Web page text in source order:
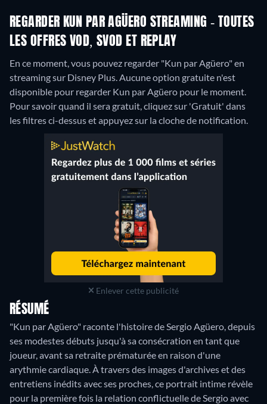
REGARDER KUN PAR AGÜERO STREAMING - TOUTES
LES OFFRES VOD, SVOD ET REPLAY
En ce moment, vous pouvez regarder "Kun par Agüero" en
streaming sur Disney Plus. Aucune option gratuite n'est
disponible pour regarder Kun par Agüero pour le moment.
Pour savoir quand il sera gratuit, cliquez sur 'Gratuit' dans
les filtres ci-dessus et appuyez sur la cloche de notification.
Enlever cette publicité
RÉSUMÉ
"Kun par Agüero" raconte l'histoire de Sergio Agüero, depuis
ses modestes débuts jusqu'à sa consécration en tant que
joueur, avant sa retraite prématurée en raison d'une
arythmie cardiaque. À travers des images d'archives et des
entretiens inédits avec ses proches, ce portrait intime révèle
pour la première fois la relation conflictuelle de Sergio avec